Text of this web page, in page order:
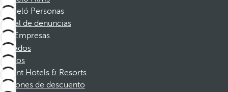
Barceló Personas
Canal de denuncias
Empresas
Afiliados
Socios
Dorint Hotels & Resorts
Cupones de descuento